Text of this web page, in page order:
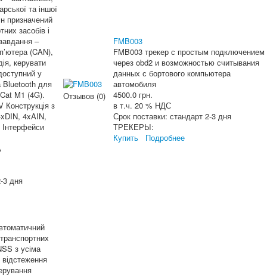
та іншої
призначений
засобів і
–
(CAN),
керувати
у
Bluetooth для
M1 (4G).
Конструкція з
4xAIN,
3 дня
Отзывов (0)
FMB003
FMB003 трекер с простым подключением
через obd2 и возможностью считывания
данных с бортового компьютера
автомобиля
4500.0 грн.
в т.ч. 20 % НДС
Срок поставки: стандарт 2-3 дня
ТРЕКЕРЫ:
Купить
Подробнее
з усіма